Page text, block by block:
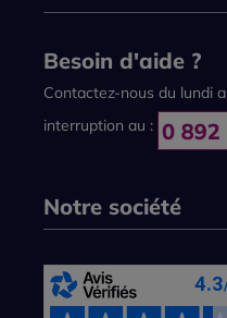
Besoin d'aide ?
Contactez-nous du lundi
interruption au :
Notre société